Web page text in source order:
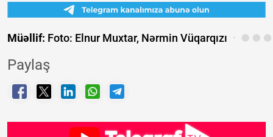
Müəllif: Foto: Elnur Muxtar, Nərmin Vüqarqızı
Paylaş